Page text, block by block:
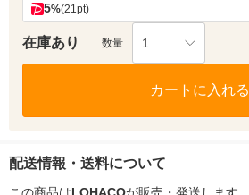
5%(21pt)
在庫あり 数量 1
カートに入れる
配送情報・送料について